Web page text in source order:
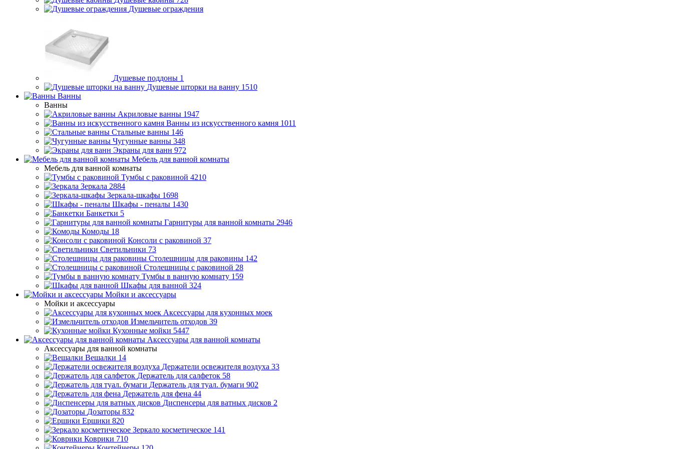
Душевые ограждения
Душевые поддоны 1
Душевые шторки на ванну 1510
Ванны
Ванны
Акриловые ванны 1947
Ванны из искусственного камня 1011
Стальные ванны 146
Чугунные ванны 348
Экраны для ванн 972
Мебель для ванной комнаты
Мебель для ванной комнаты
Тумбы с раковиной 4210
Зеркала 2884
Зеркала-шкафы 1698
Шкафы - пеналы 1430
Банкетки 5
Гарнитуры для ванной комнаты 2946
Комоды 18
Консоли с раковиной 37
Светильники 73
Столешницы для раковины 142
Столешницы с раковиной 28
Тумбы в ванную комнату 159
Шкафы для ванной 324
Мойки и аксессуары
Мойки и аксессуары
Аксессуары для кухонных моек
Измельчитель отходов 39
Кухонные мойки 5447
Аксессуары для ванной комнаты
Аксессуары для ванной комнаты
Вешалки 14
Держатели освежителя воздуха 33
Держатель для салфеток 58
Держатель для туал. бумаги 902
Держатель для фена 44
Диспенсеры для ватных дисков 2
Дозаторы 832
Ершики 820
Зеркало косметическое 141
Коврики 710